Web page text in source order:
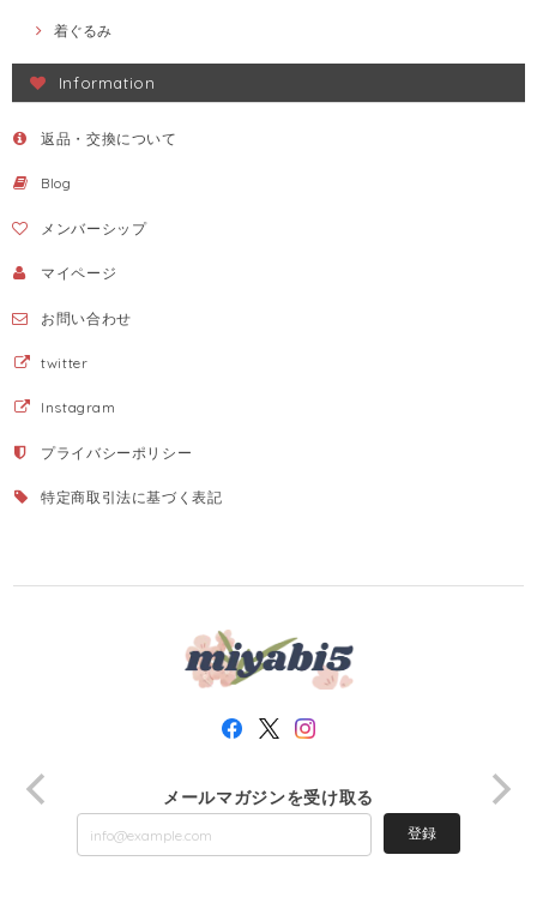
着ぐるみ
Information
返品・交換について
Blog
メンバーシップ
マイページ
お問い合わせ
twitter
Instagram
プライバシーポリシー
特定商取引法に基づく表記
メールマガジンを受け取る
登録